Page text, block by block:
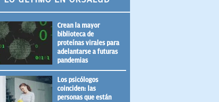
Crean la mayor
biblioteca de
proteínas virales para
adelantarse a futuras
pandemias
Los psicólogos
coinciden: las
personas que están